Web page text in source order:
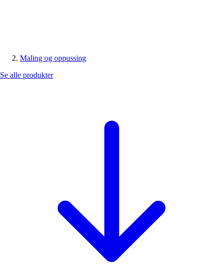
Maling og oppussing
Se alle produkter